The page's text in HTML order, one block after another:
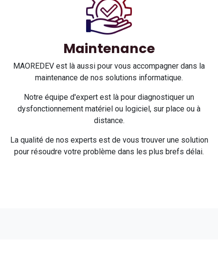
Maintenance
MAOREDEV est là aussi pour vous accompagner dans la
maintenance de nos solutions informatique.
Notre équipe d'expert est là pour diagnostiquer un
dysfonctionnement matériel ou logiciel, sur place ou à
distance.
La qualité de nos experts est de vous trouver une solution
pour résoudre votre problème dans les plus brefs délai.